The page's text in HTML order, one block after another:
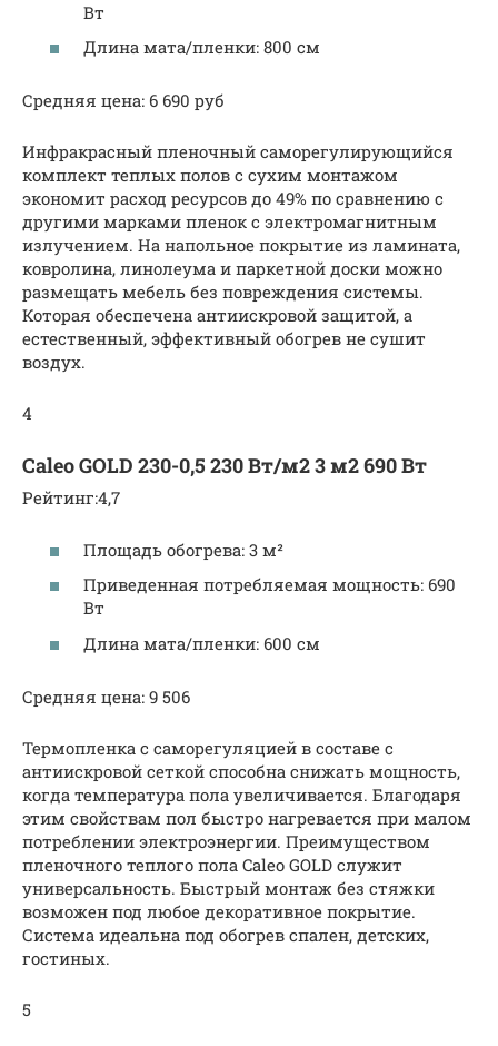
Вт
Длина мата/пленки: 800 см
Средняя цена: 6 690 руб
Инфракрасный пленочный саморегулирующийся
комплект теплых полов с сухим монтажом
экономит расход ресурсов до 49% по сравнению с
другими марками пленок с электромагнитным
излучением. На напольное покрытие из ламината,
ковролина, линолеума и паркетной доски можно
размещать мебель без повреждения системы.
Которая обеспечена антиискровой защитой, а
естественный, эффективный обогрев не сушит
воздух.
4
Caleo GOLD 230-0,5 230 Вт/м2 3 м2 690 Вт
Рейтинг:4,7
Площадь обогрева: 3 м²
Приведенная потребляемая мощность: 690
Вт
Длина мата/пленки: 600 см
Средняя цена: 9 506
Термопленка с саморегуляцией в составе с
антиискровой сеткой способна снижать мощность,
когда температура пола увеличивается. Благодаря
этим свойствам пол быстро нагревается при малом
потреблении электроэнергии. Преимуществом
пленочного теплого пола Caleo GOLD служит
универсальность. Быстрый монтаж без стяжки
возможен под любое декоративное покрытие.
Система идеальна под обогрев спален, детских,
гостиных.
5